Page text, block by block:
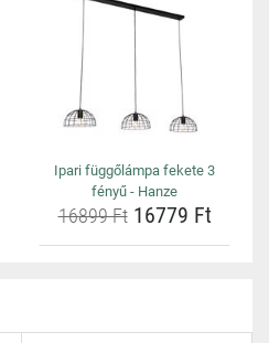
Ipari függőlámpa fekete 3
fényű - Hanze
16899 Ft16779 Ft